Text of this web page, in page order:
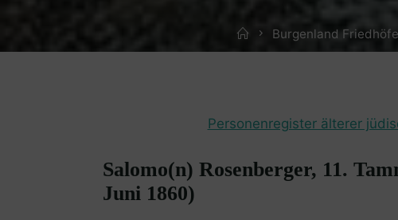
HomeBurgenland Friedhöfe
Personenregister älterer
Salomo(n) Rosenberger, 11.
Juni 1860)